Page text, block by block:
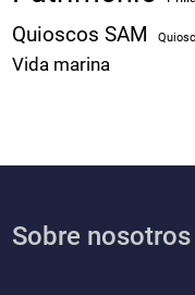
Quioscos SAM
Vida marina
Sobre nosotros